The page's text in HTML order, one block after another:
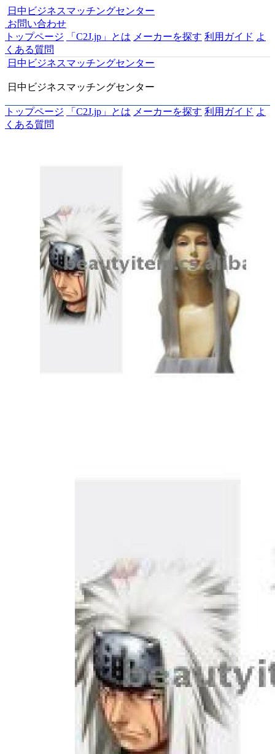
日中ビジネスマッチングセンター
お問い合わせ
トップページ
「C2J.jp」とは メーカーを探す 利用ガイド よ
くある質問
日中ビジネスマッチングセンター
日中ビジネスマッチングセンター
トップページ 「C2J.jp」とは メーカーを探す 利用ガイド よ
くある質問